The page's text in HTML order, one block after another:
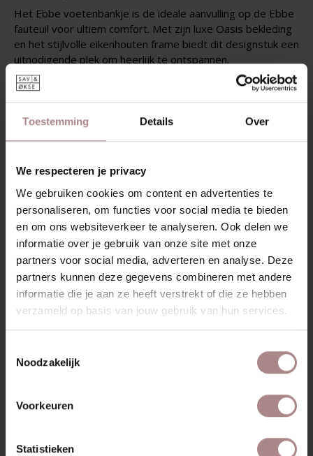
Toestemming Details Over
We respecteren je privacy
We gebruiken cookies om content en advertenties te
personaliseren, om functies voor social media te bieden
en om ons websiteverkeer te analyseren. Ook delen we
informatie over je gebruik van onze site met onze
partners voor social media, adverteren en analyse. Deze
partners kunnen deze gegevens combineren met andere
informatie die je aan ze heeft verstrekt of die ze hebben
verzameld op basis van jouw gebruik van hun services.
Noodzakelijk
Voorkeuren
Statistieken
Het Ebbe voetenbankje is de ideale aanvulling op de Ebbe
fauteuil voor ultiem comfort. Met zijn luxe Oasis bekleding
en het stijlvolle eikenhouten frame biedt dit designstuk een
uitnodigende plek om heerlijk te ontspannen.
KENMERKEN
VERPAKKING EN MONTAGE
GARANTIE
MONTAGEHANDLEIDING
ZAKELIJK
MISSCHIEN VIND JE DIT OOK
MOOI